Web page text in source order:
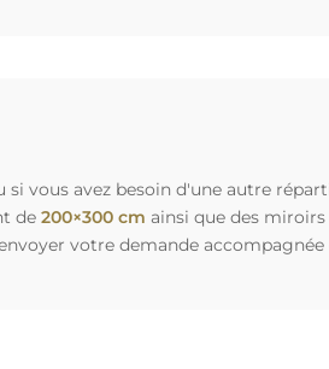
vous avez besoin d'une autre
de 200×300 cm ainsi que des
votre demande accompagnée